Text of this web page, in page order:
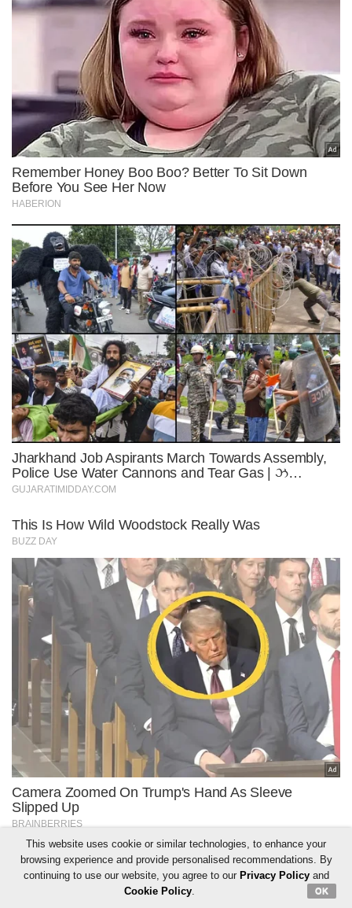
This website uses cookie or similar technologies, to enhance your
browsing experience and provide personalised recommendations. By
continuing to use our website, you agree to our Privacy Policyand
Cookie Policy. OK